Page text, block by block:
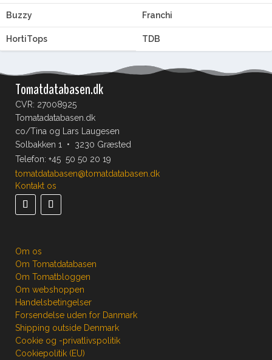
Buzzy Franchi
HortiTops TDB
Tomatdatabasen.dk
CVR: 27008925
Tomatadatabasen.dk
co/Tina og Lars Laugesen
Solbakken 1 • 3230 Græsted
Telefon: +45 50 50 20 19
tomatdatabasen@tomatdatabasen.dk
Kontakt os
Om os
Om Tomatdatabasen
Om Tomatbloggen
Om webshoppen
Handelsbetingelser
Forsendelse uden for Danmark
Shipping outside Denmark
Cookie og -privatlivspolitik
Cookiepolitik (EU)